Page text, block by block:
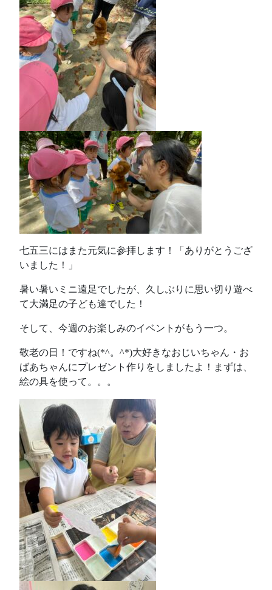
七五三にはまた元気に参拝します！「ありがとうござ
いました！」
暑い暑いミニ遠足でしたが、久しぶりに思い切り遊べ
て大満足の子ども達でした！
そして、今週のお楽しみのイベントがもう一つ。
敬老の日！ですね(*^。^*)大好きなおじいちゃん・お
ばあちゃんにプレゼント作りをしましたよ！まずは、
絵の具を使って。。。